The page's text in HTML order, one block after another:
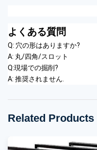
よくある質問
Q: 穴の形はありますか?
A: 丸/四角/スロット
Q:現場での掘削?
A: 推奨されません.
Related Products